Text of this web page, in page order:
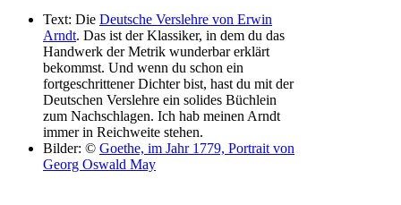
Text: Die Deutsche Verslehre von Erwin
Arndt. Das ist der Klassiker, in dem du das
Handwerk der Metrik wunderbar erklärt
bekommst. Und wenn du schon ein
fortgeschrittener Dichter bist, hast du mit der
Deutschen Verslehre ein solides Büchlein
zum Nachschlagen. Ich hab meinen Arndt
immer in Reichweite stehen.
Bilder: © Goethe, im Jahr 1779, Portrait von
Georg Oswald May